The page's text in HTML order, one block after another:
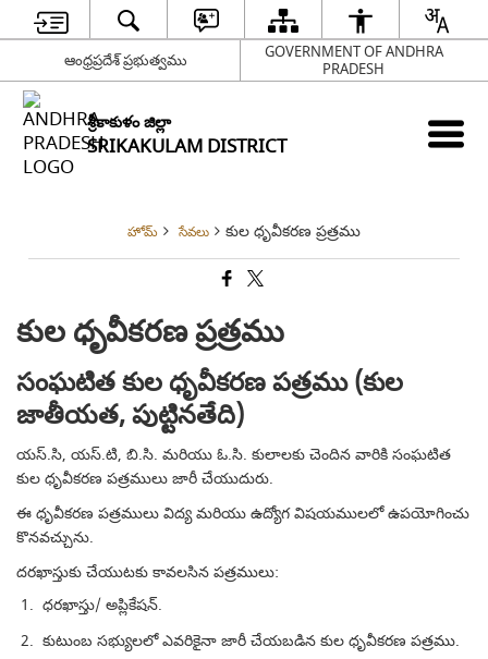
ఆంధ్రప్రదేశ్ ప్రభుత్వము
GOVERNMENT OF ANDHRA
PRADESH
శ్రీకాకుళం జిల్లా
SRIKAKULAM DISTRICT
హోమ్ సేవలు కుల ధృవీకరణ ప్రత్రము
కుల ధృవీకరణ ప్రత్రము
సంఘటిత కుల ధృవీకరణ పత్రము (కుల
జాతీయత, పుట్టినతేది)
యస్.సి, యస్.టి, బి.సి. మరియు ఓ.సి. కులాలకు చెందిన వారికి సంఘటిత
కుల ధృవీకరణ పత్రములు జారీ చేయుదురు.
ఈ ధృవీకరణ పత్రములు విద్య మరియు ఉద్యోగ విషయములలో ఉపయోగించు
కొనవచ్చును.
దరఖాస్తుకు చేయుటకు కావలసిన పత్రములు:
ధరఖాస్తు/ అప్లికేషన్.
కుటుంబ సభ్యులలో ఎవరికైనా జారీ చేయబడిన కుల ధృవీకరణ పత్రము.